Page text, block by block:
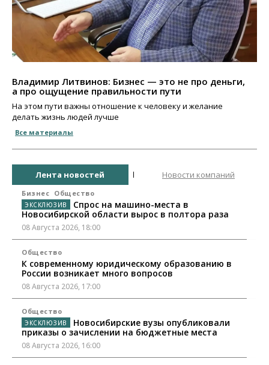
Владимир Литвинов: Бизнес — это не про деньги,
а про ощущение правильности пути
На этом пути важны отношение к человеку и желание
делать жизнь людей лучше
Все материалы
Лента новостей Новости компаний
Бизнес Общество
Спрос на машино-места в
Новосибирской области вырос в полтора раза
08 Августа 2026, 18:00
Общество
К современному юридическому образованию в
России возникает много вопросов
08 Августа 2026, 17:00
Общество
Новосибирские вузы опубликовали
приказы о зачислении на бюджетные места
08 Августа 2026, 16:00